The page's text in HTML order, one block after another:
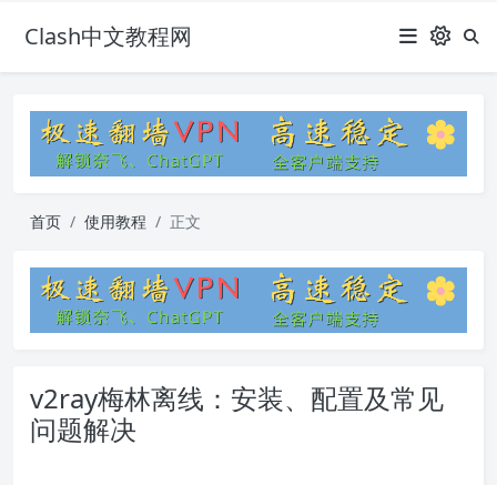
Clash中文教程网
首页 使用教程 正文
v2ray梅林离线：安装、配置及常见
问题解决